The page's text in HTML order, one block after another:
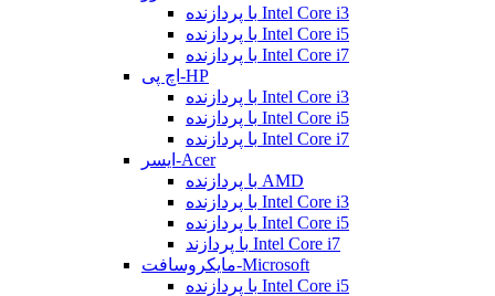
با پردازنده Intel Core i3
با پردازنده Intel Core i5
با پردازنده Intel Core i7
اچ پی-HP
با پردازنده Intel Core i3
با پردازنده Intel Core i5
با پردازنده Intel Core i7
ایسر-Acer
با پردازنده AMD
با پردازنده Intel Core i3
با پردازنده Intel Core i5
با پردازند Intel Core i7
مایکروسافت-Microsoft
با پردازنده Intel Core i5